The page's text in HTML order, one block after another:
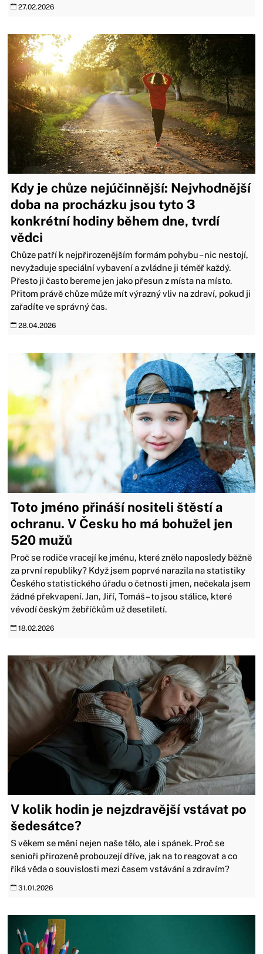
27.02.2026
Kdy je chůze nejúčinnější: Nejvhodnější
doba na procházku jsou tyto 3
konkrétní hodiny během dne, tvrdí
vědci
Chůze patří k nejpřirozenějším formám pohybu – nic nestojí,
nevyžaduje speciální vybavení a zvládne ji téměř každý.
Přesto ji často bereme jen jako přesun z místa na místo.
Přitom právě chůze může mít výrazný vliv na zdraví, pokud ji
zařadíte ve správný čas.
28.04.2026
Toto jméno přináší nositeli štěstí a
ochranu. V Česku ho má bohužel jen
520 mužů
Proč se rodiče vracejí ke jménu, které znělo naposledy běžně
za první republiky? Když jsem poprvé narazila na statistiky
Českého statistického úřadu o četnosti jmen, nečekala jsem
žádné překvapení. Jan, Jiří, Tomáš – to jsou stálice, které
vévodí českým žebříčkům už desetiletí.
18.02.2026
V kolik hodin je nejzdravější vstávat po
šedesátce?
S věkem se mění nejen naše tělo, ale i spánek. Proč se
senioři přirozeně probouzejí dříve, jak na to reagovat a co
říká věda o souvislosti mezi časem vstávání a zdravím?
31.01.2026